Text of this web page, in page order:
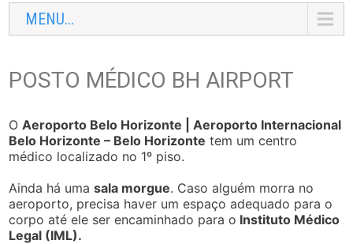
MENU...
POSTO MÉDICO BH AIRPORT
OAeroporto Belo Horizonte | Aeroporto Internacional
Belo Horizonte – Belo Horizonte tem um centro
médico localizado no 1º piso.
Ainda há umasala morgue. Caso alguém morra no
aeroporto, precisa haver um espaço adequado para o
corpo até ele ser encaminhado para o Instituto Médico
Legal (IML).